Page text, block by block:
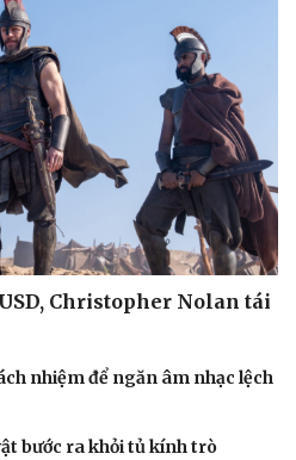
Christopher Nolan tái
nhiệm để ngăn âm nhạc lệch
bước ra khỏi tủ kính trò